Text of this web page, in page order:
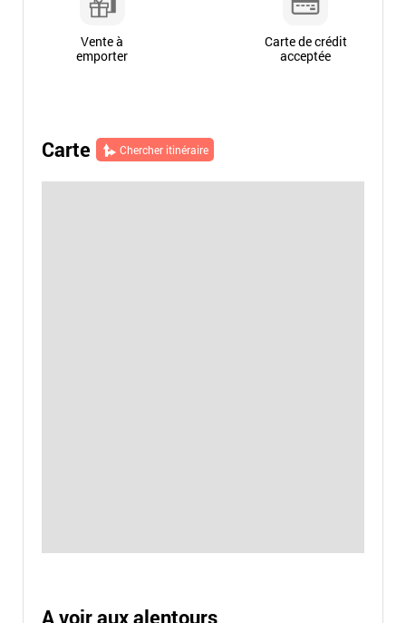
Vente à
emporter
Carte de crédit
acceptée
Carte Chercher itinéraire
A voir aux alentours